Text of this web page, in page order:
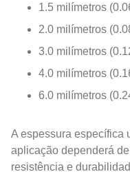
1.5 milímetros
2.0 milímetros
3.0 milímetros
4.0 milímetros
6.0 milímetros
A espessura específica
aplicação dependerá
resistência e